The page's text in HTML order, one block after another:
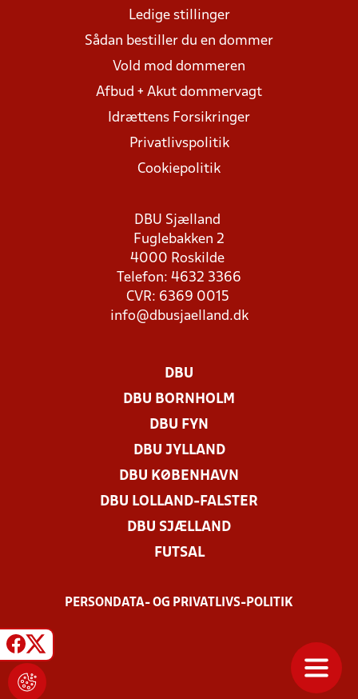
Ledige stillinger
Sådan bestiller du en dommer
Vold mod dommeren
Afbud + Akut dommervagt
Idrættens Forsikringer
Privatlivspolitik
Cookiepolitik
DBU Sjælland
Fuglebakken 2
4000 Roskilde
Telefon: 4632 3366
CVR: 6369 0015
info@dbusjaelland.dk
DBU
DBU BORNHOLM
DBU FYN
DBU JYLLAND
DBU KØBENHAVN
DBU LOLLAND-FALSTER
DBU SJÆLLAND
FUTSAL
PERSONDATA- OG PRIVATLIVS-POLITIK